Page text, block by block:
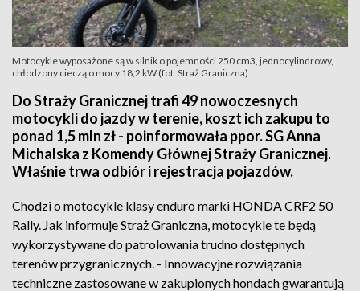
Motocykle wyposażone są w silnik o pojemności 250 cm3, jednocylindrowy,
chłodzony cieczą o mocy 18,2 kW (fot. Straż Graniczna)
Do Straży Granicznej trafi 49 nowoczesnych
motocykli do jazdy w terenie, koszt ich zakupu to
ponad 1,5 mln zł - poinformowała ppor. SG Anna
Michalska z Komendy Głównej Straży Granicznej.
Właśnie trwa odbiór i rejestracja pojazdów.
Chodzi o motocykle klasy enduro marki HONDA CRF2 50
Rally. Jak informuje Straż Graniczna, motocykle te będą
wykorzystywane do patrolowania trudno dostępnych
terenów przygranicznych. - Innowacyjne rozwiązania
techniczne zastosowane w zakupionych hondach gwarantują